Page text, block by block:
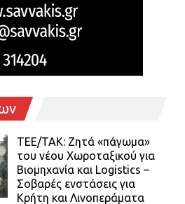
ΤΕΕ/ΤΑΚ: Ζητά «πάγωμα»
του νέου Χωροταξικού για
Βιομηχανία και Logistics –
Σοβαρές ενστάσεις για
Κρήτη και Λινοπεράματα